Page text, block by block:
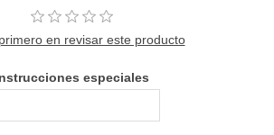
en revisar este producto
especiales